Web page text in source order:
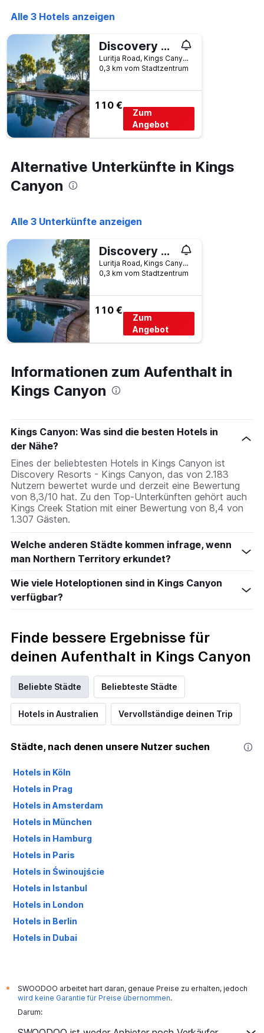
anzeigt.
Das
Diagramm
1
Y-
Achse,
die
den
durchschnittlichen
Zimmerpreis
anzeigt.
Alle 3 Hotels anzeigen
Discovery Resorts - Kings Canyon
Luritja Road, Kings Canyon, NT, Australien
0,3 km vom Stadtzentrum
110 €
Zum
Angebot
Alternative Unterkünfte in Kings
Canyon
Alle 3 Unterkünfte anzeigen
Discovery Resorts - Kings Canyon
Luritja Road, Kings Canyon, NT, Australien
0,3 km vom Stadtzentrum
110 €
Zum
Angebot
Informationen zum Aufenthalt in
Kings Canyon
Kings Canyon: Was sind die besten Hotels in
der Nähe?
Eines der beliebtesten Hotels in Kings Canyon ist
Discovery Resorts - Kings Canyon, das von 2.183
Nutzern bewertet wurde und derzeit eine Bewertung
von 8,3/10 hat. Zu den Top-Unterkünften gehört auch
Kings Creek Station mit einer Bewertung von 8,4 von
1.307 Gästen.
Welche anderen Städte kommen infrage, wenn
man Northern Territory erkundet?
Wie viele Hoteloptionen sind in Kings Canyon
verfügbar?
Finde bessere Ergebnisse für
deinen Aufenthalt in Kings Canyon
Beliebte Städte Beliebteste Städte
Hotels in Australien Vervollständige deinen Trip
Städte, nach denen unsere Nutzer suchen
Hotels in Köln
Hotels in Prag
Hotels in Amsterdam
Hotels in München
Hotels in Hamburg
Hotels in Paris
Hotels in Świnoujście
Hotels in Istanbul
Hotels in London
Hotels in Berlin
Hotels in Dubai
*
SWOODOO arbeitet hart daran, genaue Preise zu erhalten, jedoch
wird keine Garantie für Preise übernommen.
Darum: